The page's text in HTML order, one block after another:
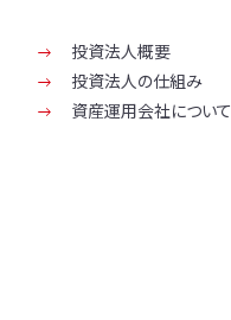
投資法人概要
投資法人の仕組み
資産運用会社について